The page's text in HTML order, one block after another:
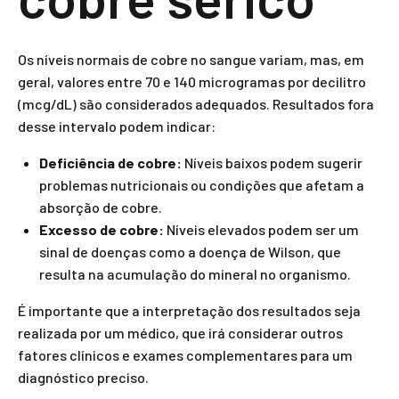
Os níveis normais de cobre no sangue variam, mas, em
geral, valores entre 70 e 140 microgramas por decilitro
(mcg/dL) são considerados adequados. Resultados fora
desse intervalo podem indicar:
Deficiência de cobre: Níveis baixos podem sugerir
problemas nutricionais ou condições que afetam a
absorção de cobre.
Excesso de cobre: Níveis elevados podem ser um
sinal de doenças como a doença de Wilson, que
resulta na acumulação do mineral no organismo.
É importante que a interpretação dos resultados seja
realizada por um médico, que irá considerar outros
fatores clínicos e exames complementares para um
diagnóstico preciso.